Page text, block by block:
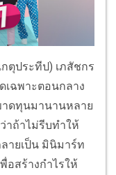
ตุประทีป) เภสัชกร
เฉพาะตอนกลาง
ดทุนมานานหลาย
ถ้าไม่รีบทำให้
ายเป็น มินิมาร์ท
อสร้างกำไรให้